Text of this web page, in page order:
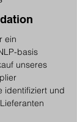
ein
basis
unseres
identifiziert und